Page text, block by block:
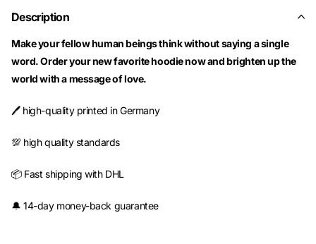
Description
Make your fellow human beings think without saying a single
word. Order your new favorite hoodie now and brighten up the
world with a message of love.
🖊️ high-quality printed in Germany
💯 high quality standards
📦 Fast shipping with DHL
🔔 14-day money-back guarantee